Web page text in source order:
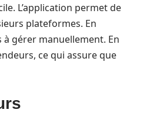
L’application permet de
plateformes. En
gérer manuellement. En
ce qui assure que